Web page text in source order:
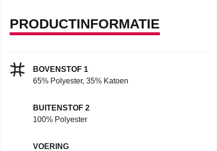
PRODUCTINFORMATIE
BOVENSTOF 1
65% Polyester, 35% Katoen
BUITENSTOF 2
100% Polyester
VOERING